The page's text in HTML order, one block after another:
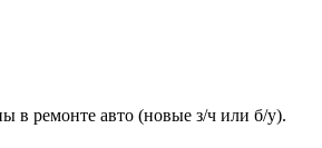
в ремонте авто (новые з/ч или б/у).